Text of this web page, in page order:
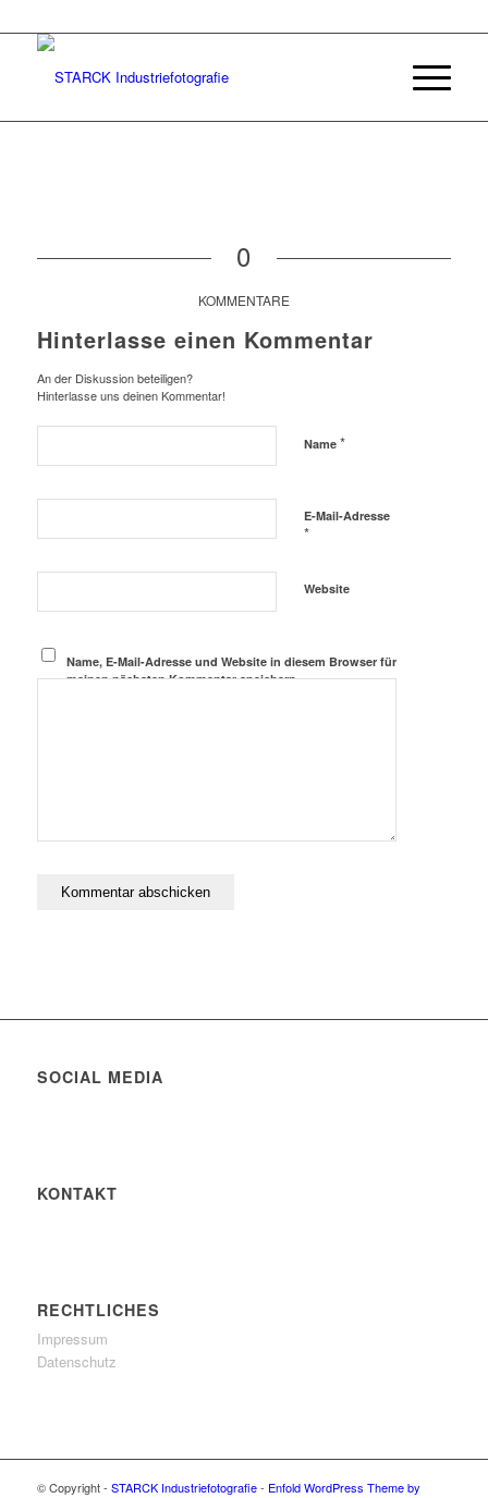
0
KOMMENTARE
Hinterlasse einen Kommentar
An der Diskussion beteiligen?
Hinterlasse uns deinen Kommentar!
Name *
E-Mail-Adresse
*
Website
Name, E-Mail-Adresse und Website in diesem Browser für
meinen nächsten Kommentar speichern.
SOCIAL MEDIA
KONTAKT
RECHTLICHES
Impressum
Datenschutz
© Copyright - STARCK Industriefotografie- Enfold WordPress Theme by